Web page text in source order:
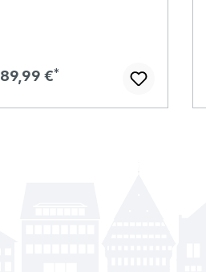
Regulärer Preis:
89,99 €